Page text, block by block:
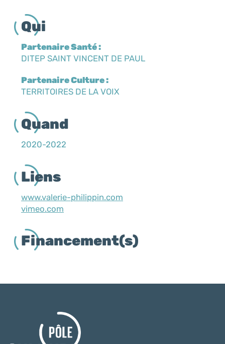
Qui
Partenaire Santé :
DITEP SAINT VINCENT DE PAUL
Partenaire Culture :
TERRITOIRES DE LA VOIX
Quand
2020-2022
Liens
www.valerie-philippin.com
vimeo.com
Financement(s)